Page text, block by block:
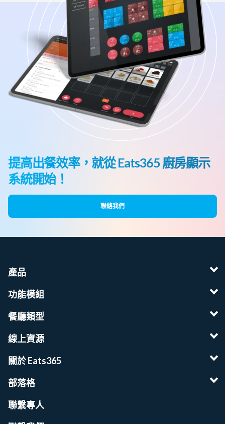
提高出餐效率，就從 Eats365 廚房顯示
系統開始！
聯絡我們
產品
功能模組
餐廳類型
線上資源
關於 Eats365
部落格
聯繫專人